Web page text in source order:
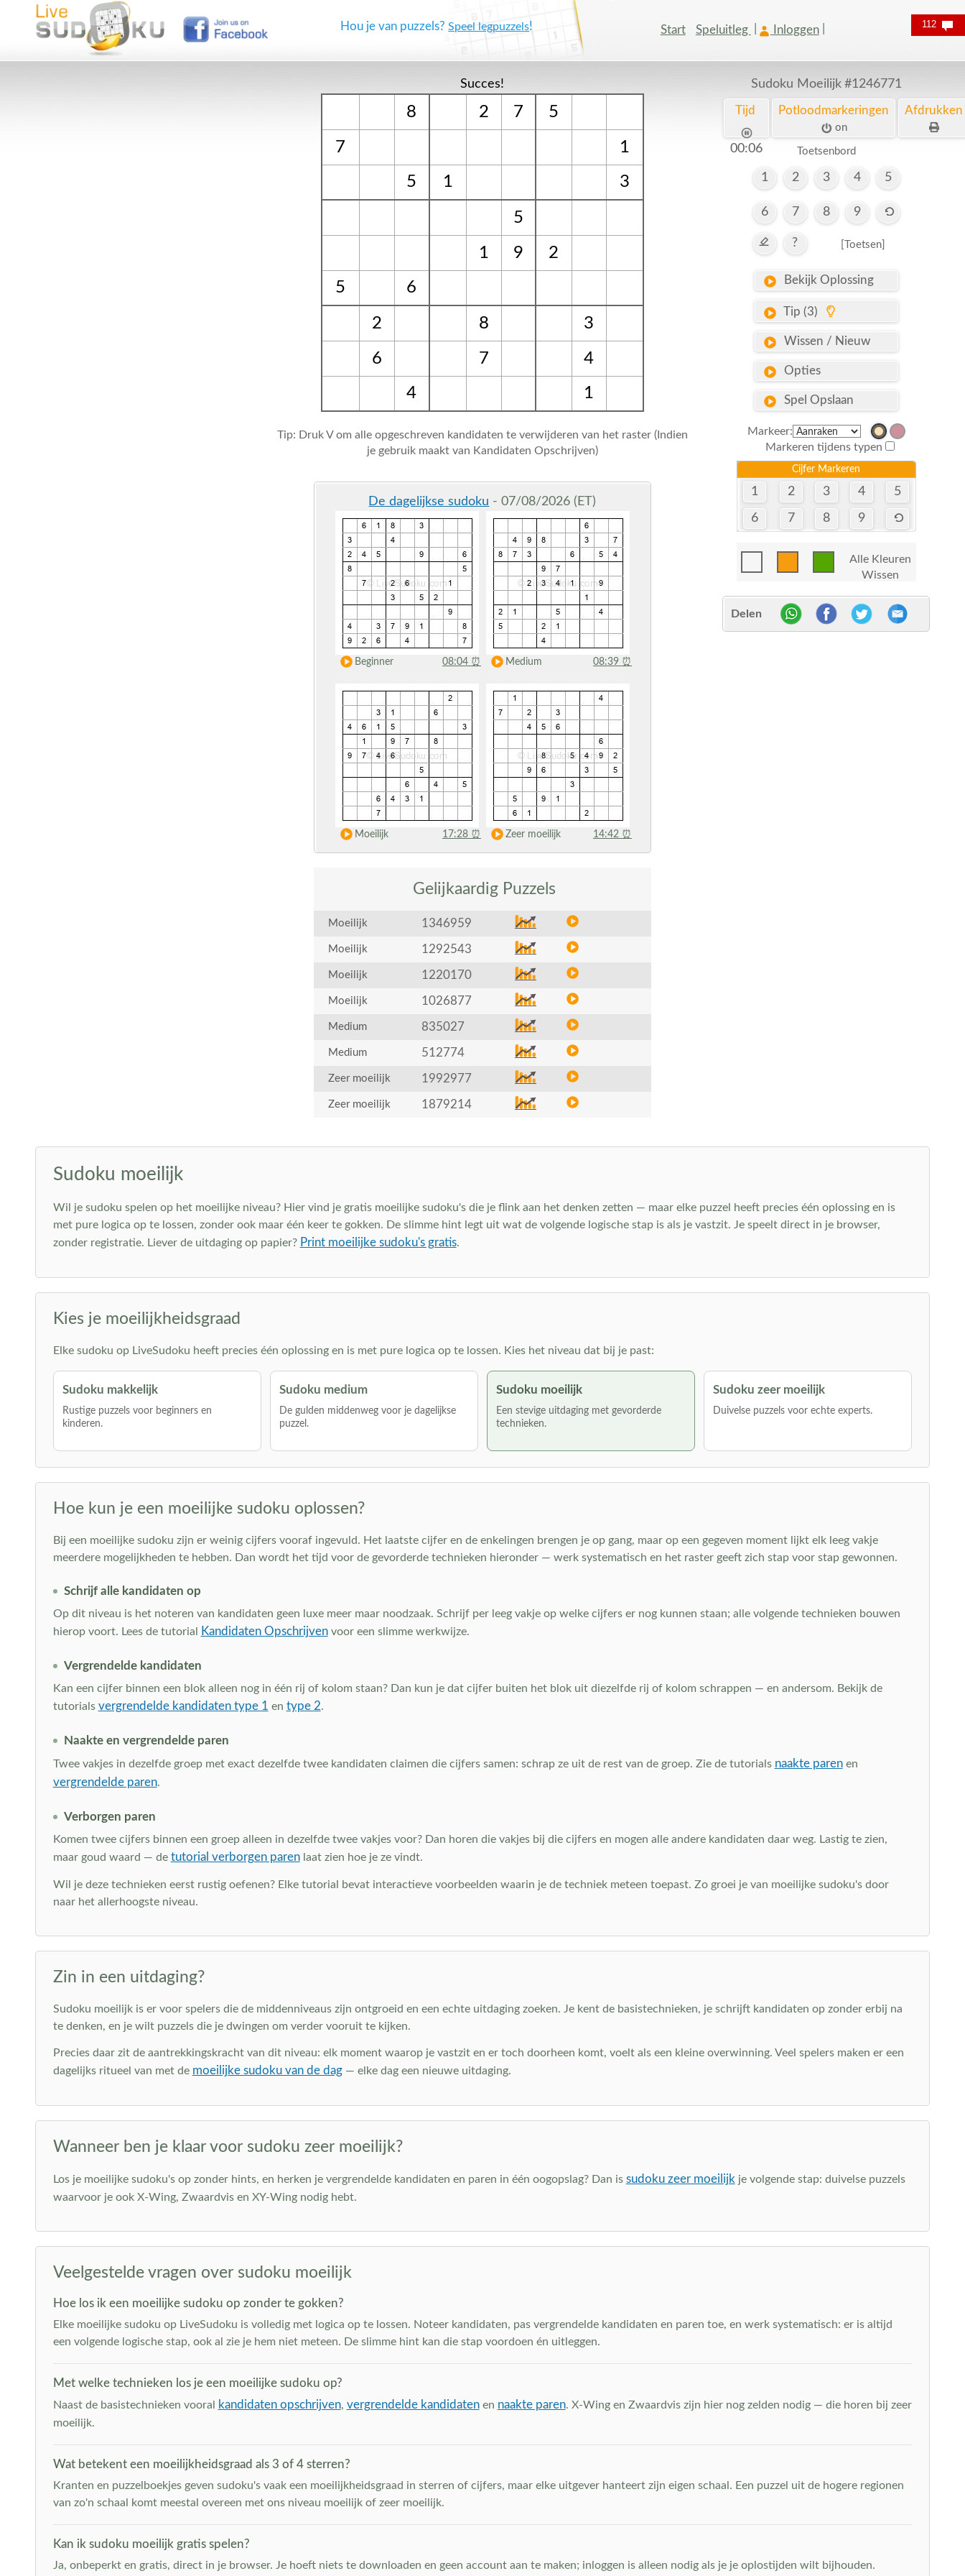
Hou je van puzzels?Speel legpuzzels! Start Speluitleg Inloggen
Succes!
8 2 7 5
7
1
5
1 3
5
1 9
2
5
6
2 8 3
6 7
4
4
1
Tip: Druk V om alle opgeschreven kandidaten te verwijderen van het raster (Indien
je gebruik maakt van Kandidaten Opschrijven)
De dagelijkse sudoku - 07/08/2026 (ET)
Beginner 08:04 ⏰ Medium 08:39 ⏰
Moeilijk 17:28 ⏰ Zeer moeilijk 14:42 ⏰
Gelijkaardig Puzzels
Moeilijk 1346959
Moeilijk 1292543
Moeilijk 1220170
Moeilijk 1026877
Medium 835027
Medium 512774
Zeer moeilijk 1992977
Zeer moeilijk 1879214
Sudoku Moeilijk #1246771
Tijd
00:07
Potloodmarkeringen
on
Afdrukken
Toetsenbord
1 2 3 4 5
6 7 8 9
? [Toetsen]
Bekijk Oplossing
Tip (3)
Wissen / Nieuw
Opties
Spel Opslaan
Markeer:
Markeren tijdens typen
Cijfer Markeren
1 2 3 4 5
6 7 8 9
Alle Kleuren
Wissen
Delen
Sudoku moeilijk
Wil je sudoku spelen op het moeilijke niveau? Hier vind je gratis moeilijke sudoku's die je flink aan het denken zetten — maar elke puzzel heeft precies één oplossing en is
met pure logica op te lossen, zonder ook maar één keer te gokken. De slimme hint legt uit wat de volgende logische stap is als je vastzit. Je speelt direct in je browser,
zonder registratie. Liever de uitdaging op papier? Print moeilijke sudoku's gratis.
Kies je moeilijkheidsgraad
Elke sudoku op LiveSudoku heeft precies één oplossing en is met pure logica op te lossen. Kies het niveau dat bij je past:
Sudoku makkelijk
Rustige puzzels voor beginners en
kinderen.
Sudoku medium
De gulden middenweg voor je dagelijkse
puzzel.
Sudoku moeilijk
Een stevige uitdaging met gevorderde
technieken.
Sudoku zeer moeilijk
Duivelse puzzels voor echte experts.
Hoe kun je een moeilijke sudoku oplossen?
Bij een moeilijke sudoku zijn er weinig cijfers vooraf ingevuld. Het laatste cijfer en de enkelingen brengen je op gang, maar op een gegeven moment lijkt elk leeg vakje
meerdere mogelijkheden te hebben. Dan wordt het tijd voor de gevorderde technieken hieronder — werk systematisch en het raster geeft zich stap voor stap gewonnen.
Schrijf alle kandidaten op
Op dit niveau is het noteren van kandidaten geen luxe meer maar noodzaak. Schrijf per leeg vakje op welke cijfers er nog kunnen staan; alle volgende technieken bouwen
hierop voort. Lees de tutorial
Kandidaten Opschrijvenvoor een slimme werkwijze.
Vergrendelde kandidaten
Kan een cijfer binnen een blok alleen nog in één rij of kolom staan? Dan kun je dat cijfer buiten het blok uit diezelfde rij of kolom schrappen — en andersom. Bekijk de
tutorials vergrendelde kandidaten type 1 en type 2.
Naakte en vergrendelde paren
Twee vakjes in dezelfde groep met exact dezelfde twee kandidaten claimen die cijfers samen: schrap ze uit de rest van de groep. Zie de tutorials naakte parenen
vergrendelde paren.
Verborgen paren
Komen twee cijfers binnen een groep alleen in dezelfde twee vakjes voor? Dan horen die vakjes bij die cijfers en mogen alle andere kandidaten daar weg. Lastig te zien,
maar goud waard — de tutorial verborgen parenlaat zien hoe je ze vindt.
Wil je deze technieken eerst rustig oefenen? Elke tutorial bevat interactieve voorbeelden waarin je de techniek meteen toepast. Zo groei je van moeilijke sudoku's door
naar het allerhoogste niveau.
Zin in een uitdaging?
Sudoku moeilijk is er voor spelers die de middenniveaus zijn ontgroeid en een echte uitdaging zoeken. Je kent de basistechnieken, je schrijft kandidaten op zonder erbij na
te denken, en je wilt puzzels die je dwingen om verder vooruit te kijken.
Precies daar zit de aantrekkingskracht van dit niveau: elk moment waarop je vastzit en er toch doorheen komt, voelt als een kleine overwinning. Veel spelers maken er een
dagelijks ritueel van met de moeilijke sudoku van de dag— elke dag een nieuwe uitdaging.
Wanneer ben je klaar voor sudoku zeer moeilijk?
Los je moeilijke sudoku's op zonder hints, en herken je vergrendelde kandidaten en paren in één oogopslag? Dan is sudoku zeer moeilijk je volgende stap: duivelse puzzels
waarvoor je ook X-Wing, Zwaardvis en XY-Wing nodig hebt.
Veelgestelde vragen over sudoku moeilijk
Hoe los ik een moeilijke sudoku op zonder te gokken?
Elke moeilijke sudoku op LiveSudoku is volledig met logica op te lossen. Noteer kandidaten, pas vergrendelde kandidaten en paren toe, en werk systematisch: er is altijd
een volgende logische stap, ook al zie je hem niet meteen. De slimme hint kan die stap voordoen én uitleggen.
Met welke technieken los je een moeilijke sudoku op?
Naast de basistechnieken vooral kandidaten opschrijven, vergrendelde kandidatenen naakte paren. X-Wing en Zwaardvis zijn hier nog zelden nodig — die horen bij zeer
moeilijk.
Wat betekent een moeilijkheidsgraad als 3 of 4 sterren?
Kranten en puzzelboekjes geven sudoku's vaak een moeilijkheidsgraad in sterren of cijfers, maar elke uitgever hanteert zijn eigen schaal. Een puzzel uit de hogere regionen
van zo'n schaal komt meestal overeen met ons niveau moeilijk of zeer moeilijk.
Kan ik sudoku moeilijk gratis spelen?
Ja, onbeperkt en gratis, direct in je browser. Je hoeft niets te downloaden en geen account aan te maken; inloggen is alleen nodig als je je oplostijden wilt bijhouden.
112